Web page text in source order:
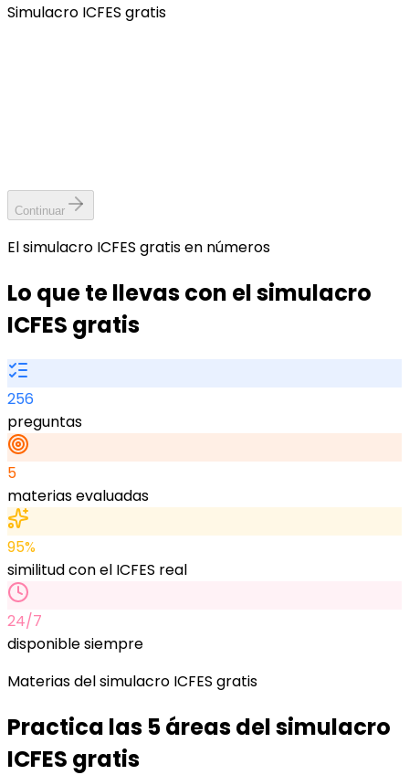
Simulacro ICFES gratis
Continuar
El simulacro ICFES gratis en números
Lo que te llevas con el simulacro
ICFES gratis
256
preguntas
5
materias evaluadas
95%
similitud con el ICFES real
24/7
disponible siempre
Materias del simulacro ICFES gratis
Practica las 5 áreas del simulacro
ICFES gratis